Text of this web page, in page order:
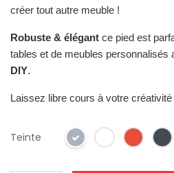
créer tout autre meuble !
Robuste & élégant ce pied est
tables et de meubles personnalisés
DIY.
Laissez libre cours à votre créativité
Teinte